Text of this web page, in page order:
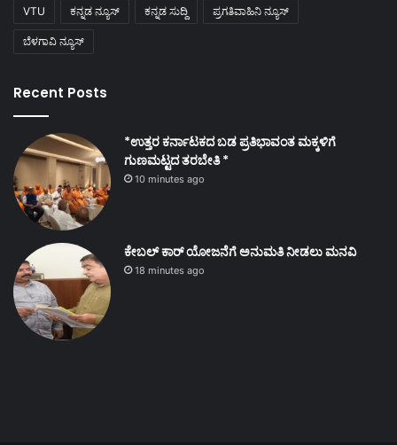
VTU ಕನ್ನಡ ನ್ಯೂಸ್ ಕನ್ನಡ ಸುದ್ದಿ ಪ್ರಗತಿವಾಹಿನಿ ನ್ಯೂಸ್
ಬೆಳಗಾವಿ ನ್ಯೂಸ್
Recent Posts
*ಉತ್ತರ ಕರ್ನಾಟಕದ ಬಡ ಪ್ರತಿಭಾವಂತ ಮಕ್ಕಳಿಗೆ
ಗುಣಮಟ್ಟದ ತರಬೇತಿ *
10 minutes ago
ಕೇಬಲ್ ಕಾರ್ ಯೋಜನೆಗೆ ಅನುಮತಿ ನೀಡಲು ಮನವಿ
18 minutes ago